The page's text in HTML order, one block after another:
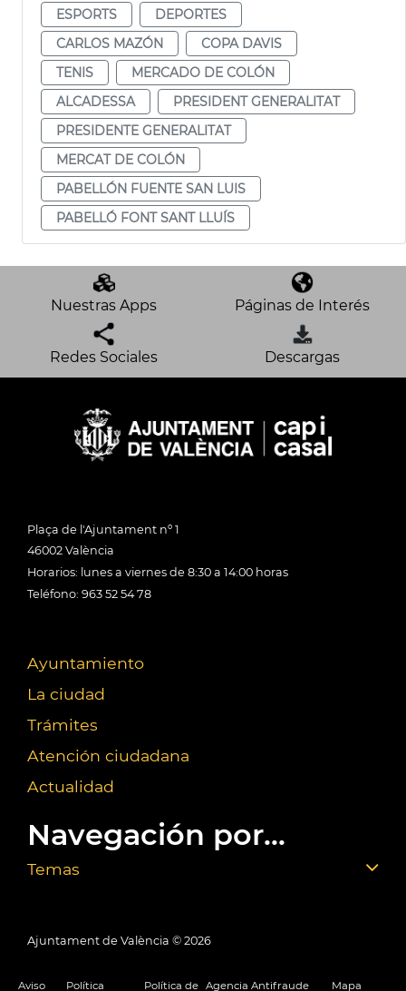
ESPORTS
DEPORTES
CARLOS MAZÓN
COPA DAVIS
TENIS
MERCADO DE COLÓN
ALCADESSA
PRESIDENT GENERALITAT
PRESIDENTE GENERALITAT
MERCAT DE COLÓN
PABELLÓN FUENTE SAN LUIS
PABELLÓ FONT SANT LLUÍS
Nuestras Apps Páginas de Interés
Redes Sociales Descargas
Plaça de l'Ajuntament nº 1
46002 València
Horarios: lunes a viernes de 8:30 a 14:00 horas
Teléfono: 963 52 54 78
Ayuntamiento
La ciudad
Trámites
Atención ciudadana
Actualidad
Navegación por...
Temas
Ajuntament de València © 2026
Aviso Política Política de Agencia Antifraude Mapa